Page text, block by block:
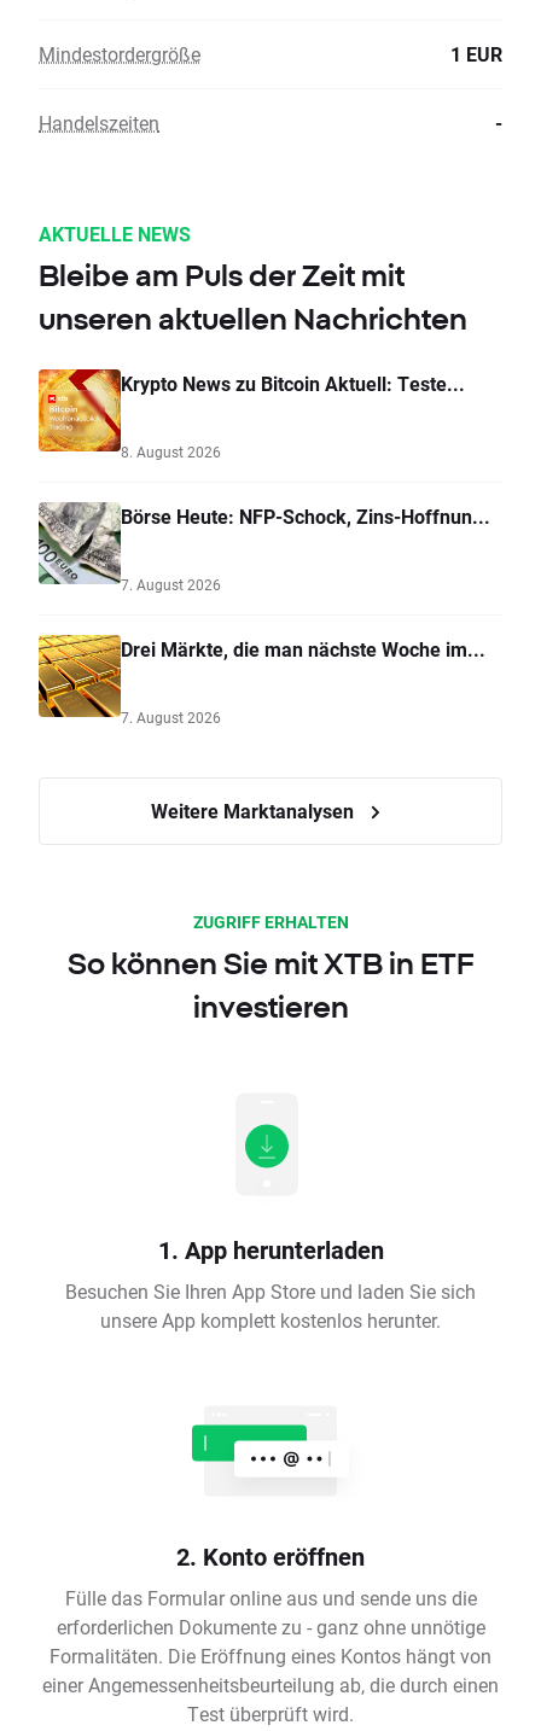
Mindestordergröße 1 EUR
Handelszeiten -
AKTUELLE NEWS
Bleibe am Puls der Zeit mit
unseren aktuellen Nachrichten
Krypto News zu Bitcoin Aktuell: Teste...
8. August 2026
Börse Heute: NFP-Schock, Zins-Hoffnun...
7. August 2026
Drei Märkte, die man nächste Woche im...
7. August 2026
Weitere Marktanalysen
ZUGRIFF ERHALTEN
So können Sie mit XTB in ETF
investieren
1. App herunterladen
Besuchen Sie Ihren App Store und laden Sie sich
unsere App komplett kostenlos herunter.
2. Konto eröffnen
Fülle das Formular online aus und sende uns die
erforderlichen Dokumente zu - ganz ohne unnötige
Formalitäten. Die Eröffnung eines Kontos hängt von
einer Angemessenheitsbeurteilung ab, die durch einen
Test überprüft wird.